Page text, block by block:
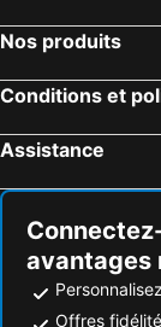
Nos produits
Conditions et
Assistance
avantages
Offres